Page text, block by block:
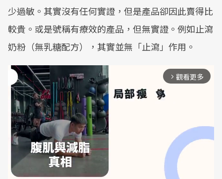
少過敏。其實沒有任何實證，但是產品卻因此賣得比
較貴。或是號稱有療效的產品，但無實證。例如止瀉
奶粉（無乳糖配方），其實並無「止瀉」作用。
arrow_forward_ios 觀看更多